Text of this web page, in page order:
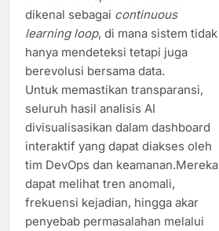
dikenal sebagai continuous
learning loop, di mana sistem tidak
hanya mendeteksi tetapi juga
berevolusi bersama data.
Untuk memastikan transparansi,
seluruh hasil analisis AI
divisualisasikan dalam dashboard
interaktif yang dapat diakses oleh
tim DevOps dan keamanan.Mereka
dapat melihat tren anomali,
frekuensi kejadian, hingga akar
penyebab permasalahan melalui